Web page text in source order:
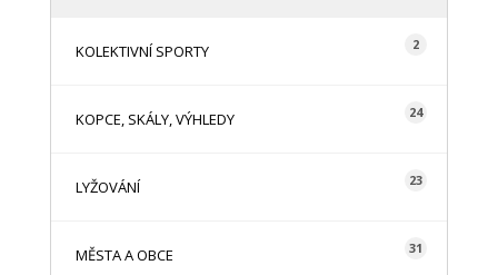
KOLEKTIVNÍ SPORTY 2
KOPCE, SKÁLY, VÝHLEDY 24
LYŽOVÁNÍ 23
MĚSTA A OBCE 31